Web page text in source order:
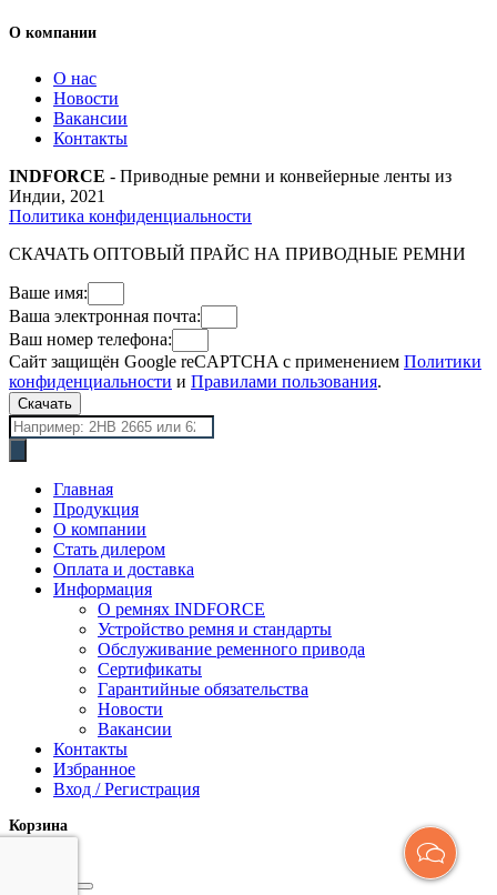
О компании
О нас
Новости
Вакансии
Контакты
INDFORCE - Приводные ремни и конвейерные ленты из
Индии, 2021
Политика конфиденциальности
СКАЧАТЬ ОПТОВЫЙ ПРАЙС НА ПРИВОДНЫЕ РЕМНИ
Ваше имя:
Ваша электронная почта:
Ваш номер телефона:
Сайт защищён Google reCAPTCHA с применением Политики
конфиденциальности и Правилами пользования.
Скачать
Поиск
товаров
Главная
Продукция
О компании
Стать дилером
Оплата и доставка
Информация
О ремнях INDFORCE
Устройство ремня и стандарты
Обслуживание ременного привода
Сертификаты
Гарантийные обязательства
Новости
Вакансии
Контакты
Избранное
Вход / Регистрация
Корзина